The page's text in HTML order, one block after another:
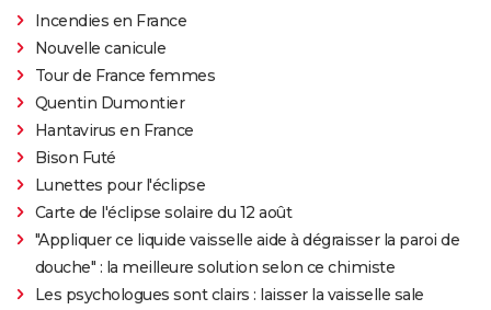
Incendies en France
Nouvelle canicule
Tour de France femmes
Quentin Dumontier
Hantavirus en France
Bison Futé
Lunettes pour l'éclipse
Carte de l'éclipse solaire du 12 août
"Appliquer ce liquide vaisselle aide à dégraisser la paroi de
douche" : la meilleure solution selon ce chimiste
Les psychologues sont clairs : laisser la vaisselle sale